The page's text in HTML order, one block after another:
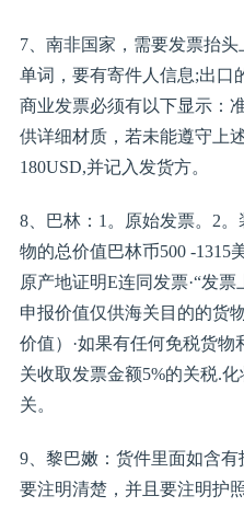
7、南非国家，需要发票抬头
单词，要有寄件人信息;出口
商业发票必须有以下显示：
供详细材质，若未能遵守上
180USD,并记入发货方。
8、巴林：1。原始发票。2
物的总价值巴林币500 -1315
原产地证明E连同发票·“发
申报价值仅供海关目的的货
价值）·如果有任何免税货物
关收取发票金额5%的关税.
关。
9、黎巴嫩：货件里面如含
要注明清楚，并且要注明护